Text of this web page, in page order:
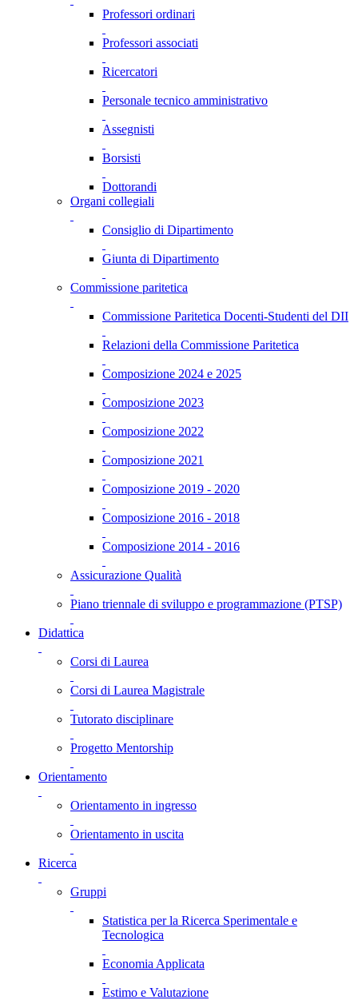
Professori ordinari
Professori associati
Ricercatori
Personale tecnico amministrativo
Assegnisti
Borsisti
Dottorandi
Organi collegiali
Consiglio di Dipartimento
Giunta di Dipartimento
Commissione paritetica
Commissione Paritetica Docenti-Studenti del DII
Relazioni della Commissione Paritetica
Composizione 2024 e 2025
Composizione 2023
Composizione 2022
Composizione 2021
Composizione 2019 - 2020
Composizione 2016 - 2018
Composizione 2014 - 2016
Assicurazione Qualità
Piano triennale di sviluppo e programmazione (PTSP)
Didattica
Corsi di Laurea
Corsi di Laurea Magistrale
Tutorato disciplinare
Progetto Mentorship
Orientamento
Orientamento in ingresso
Orientamento in uscita
Ricerca
Gruppi
Statistica per la Ricerca Sperimentale e
Tecnologica
Economia Applicata
Estimo e Valutazione